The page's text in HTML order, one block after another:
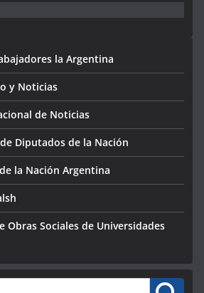
la Argentina
y Noticias
de Noticias
Diputados de la Nación
la Nación Argentina
Obras Sociales de Universidades